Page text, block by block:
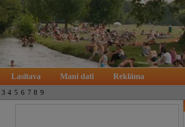
Lasītava Mani dati Reklāma
3 4 5 6 7 8 9